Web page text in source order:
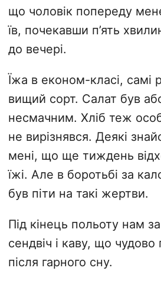
що чоловік попереду
їв, почекавши п’ять
до вечері.
Їжа в економ-класі, самі
вищий сорт. Салат був
несмачним. Хліб теж
не вирізнявся. Деякі
мені, що ще тиждень
їжі. Але в боротьбі за
був піти на такі жертви.
Під кінець польоту нам
сендвіч і каву, що чудово
після гарного сну.